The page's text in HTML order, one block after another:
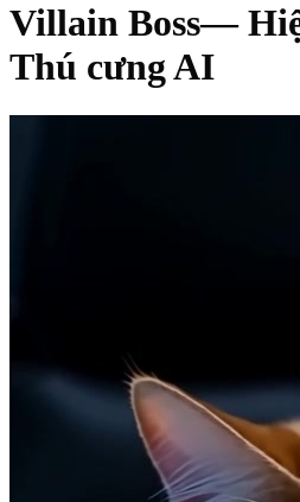
Villain Boss—
Thú cưng AI